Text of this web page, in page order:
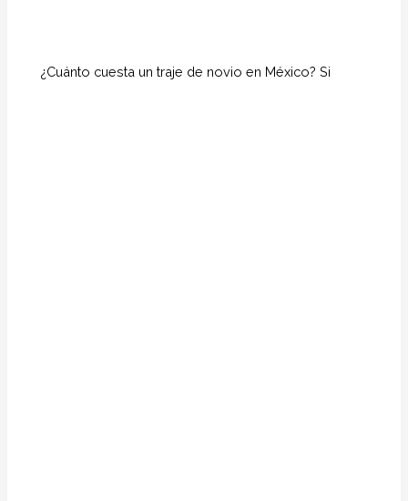
¿Cuánto cuesta un traje de novio en México? Si